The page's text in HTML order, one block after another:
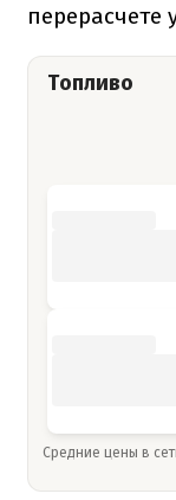
перерасчете
Топливо
Средние цены в